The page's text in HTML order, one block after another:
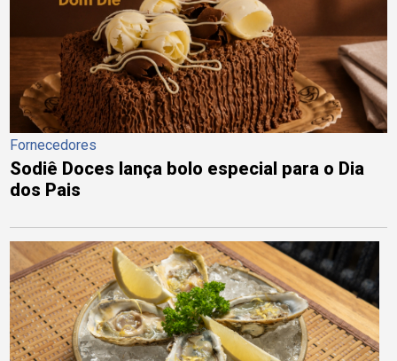
Fornecedores
Sodiê Doces lança bolo especial para o Dia
dos Pais